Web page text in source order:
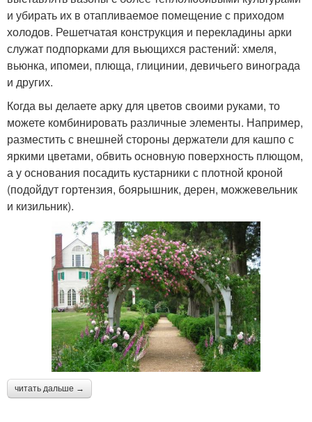
и убирать их в отапливаемое помещение с приходом
холодов. Решетчатая конструкция и перекладины арки
служат подпорками для вьющихся растений: хмеля,
вьюнка, ипомеи, плюща, глицинии, девичьего винограда
и других.
Когда вы делаете арку для цветов своими руками, то
можете комбинировать различные элементы. Например,
разместить с внешней стороны держатели для кашпо с
яркими цветами, обвить основную поверхность плющом,
а у основания посадить кустарники с плотной кроной
(подойдут гортензия, боярышник, дерен, можжевельник
и кизильник).
читать дальше →